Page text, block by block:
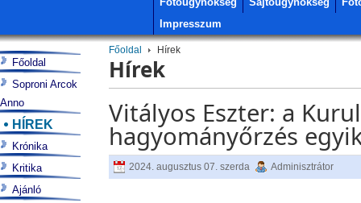
Impresszum
Főoldal Hírek
Hírek
Vitályos Eszter: a
hagyományőrzés
2024. augusztus 07. szerda Adminisztrátor
Főoldal
Soproni Arcok
Anno
HÍREK
Krónika
Kritika
Ajánló